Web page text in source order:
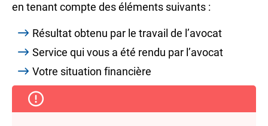
en tenant compte des éléments suivants :
Résultat obtenu par le travail de l’avocat
Service qui vous a été rendu par l’avocat
Votre situation financière